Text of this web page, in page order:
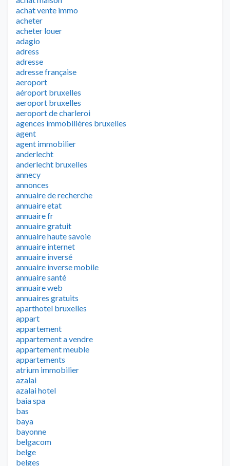
achat vente immo
acheter
acheter louer
adagio
adress
adresse
adresse française
aeroport
aéroport bruxelles
aeroport bruxelles
aeroport de charleroi
agences immobilières bruxelles
agent
agent immobilier
anderlecht
anderlecht bruxelles
annecy
annonces
annuaire de recherche
annuaire etat
annuaire fr
annuaire gratuit
annuaire haute savoie
annuaire internet
annuaire inversé
annuaire inverse mobile
annuaire santé
annuaire web
annuaires gratuits
aparthotel bruxelles
appart
appartement
appartement a vendre
appartement meuble
appartements
atrium immobilier
azalai
azalai hotel
baia spa
bas
baya
bayonne
belgacom
belge
belges